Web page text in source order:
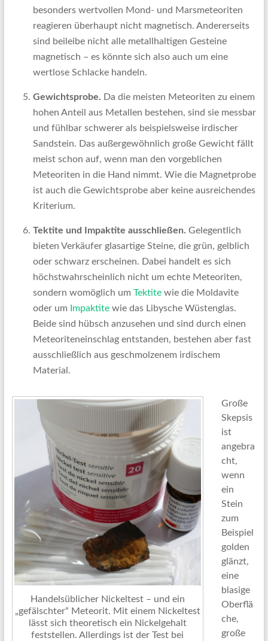
besonders wertvollen Mond- und Marsmeteoriten
reagieren überhaupt nicht magnetisch. Andererseits
sind beileibe nicht alle metallhaltigen Gesteine
magnetisch – es könnte sich also auch um eine
wertlose Schlacke handeln.
Gewichtsprobe. Da die meisten Meteoriten zu einem
hohen Anteil aus Metallen bestehen, sind sie messbar
und fühlbar schwerer als beispielsweise irdischer
Sandstein. Das außergewöhnlich große Gewicht fällt
meist schon auf, wenn man den vorgeblichen
Meteoriten in die Hand nimmt. Wie die Magnetprobe
ist auch die Gewichtsprobe aber keine ausreichendes
Kriterium.
Tektite und Impaktite ausschließen. Gelegentlich
bieten Verkäufer glasartige Steine, die grün, gelblich
oder schwarz erscheinen. Dabei handelt es sich
höchstwahrscheinlich nicht um echte Meteoriten,
sondern womöglich um Tektitewie die Moldavite
oder um
Impaktitewie das Libysche Wüstenglas.
Beide sind hübsch anzusehen und sind durch einen
Meteoriteneinschlag entstanden, bestehen aber fast
ausschließlich aus geschmolzenem irdischem
Material.
Handelsüblicher Nickeltest – und ein
„gefälschter“ Meteorit. Mit einem Nickeltest
lässt sich theoretisch ein Nickelgehalt
feststellen. Allerdings ist der Test bei
Große
Skepsis
ist
angebra
cht,
wenn
ein
Stein
zum
Beispiel
golden
glänzt,
eine
blasige
Oberflä
che,
große